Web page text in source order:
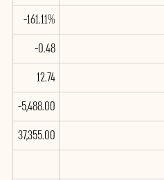
-161.11%
-0.48
12.74
-5,488.00
37,355.00